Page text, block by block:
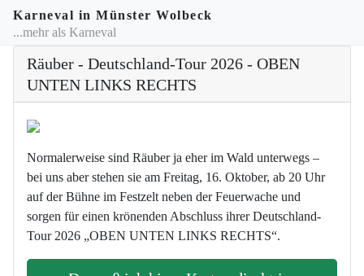
Karneval in Münster Wolbeck
...mehr als Karneval
Räuber - Deutschland-Tour 2026 - OBEN
UNTEN LINKS RECHTS
Normalerweise sind Räuber ja eher im Wald unterwegs –
bei uns aber stehen sie am Freitag, 16. Oktober, ab 20 Uhr
auf der Bühne im Festzelt neben der Feuerwache und
sorgen für einen krönenden Abschluss ihrer Deutschland-
Tour 2026 „OBEN UNTEN LINKS RECHTS“.